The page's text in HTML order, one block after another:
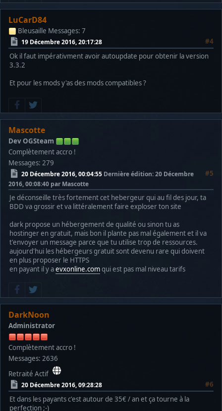
LuCarD84
Bleusaille Messages: 7
19 Décembre 2016, 20:17:28
#4
Ok il faut impérativment avoir autoupdate pour obtenir la version
3.3.2
Et pour les mods y'as des mods compatibles ?
Mascotte
Dev OGSteam
Complètement accro !
Messages: 279
20 Décembre 2016, 00:04:55 #5
Dernière édition: 20 Décembre
2016, 00:08:40 par Mascotte
Je déconseille très fortement cet hebergeur qui au fil des jour, ta
BDD va grossir et va littéralement faire exploser ton site
dark propose un hébergement de qualité ou sinon tu as
hostinger en gratuit, mais bon il plante pas mal également et il va
t'envoyer un message parce que tu utilise trop de ressources.
aujourd'hui les hébergeurs gratuit sont devenu rare qui doivent
en plus proposer le HTTPS
en payant il y aevxonline.comqui est pas mal niveau tarifs
DarkNoon
Administrator
Complètement accro !
Messages: 2636
Retraité Actif
20 Décembre 2016, 09:28:28
#6
Et dans les payants c'est autour de 35€ / an et ça tourne à la
perfection ;-)